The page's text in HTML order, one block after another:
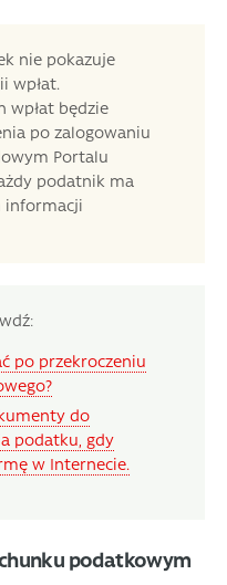
nie pokazuje
wpłat.
wpłat będzie
po zalogowaniu
Portalu
podatnik ma
informacji
po przekroczeniu
do
podatku, gdy
w Internecie.
podatkowym